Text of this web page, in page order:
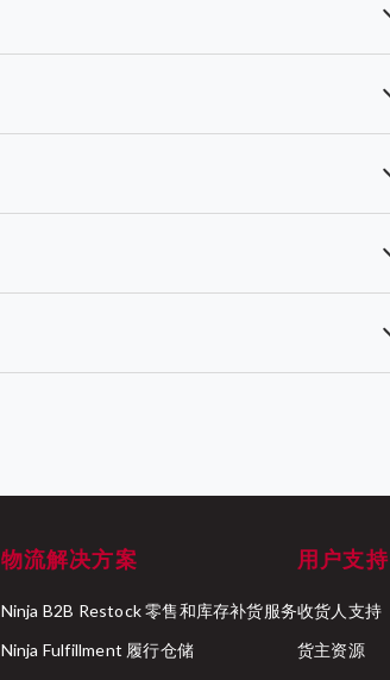
物流解决方案
Ninja B2B Restock 零售和库存补货服务
Ninja Fulfillment 履行仓储
用户支持
收货人支持
货主资源